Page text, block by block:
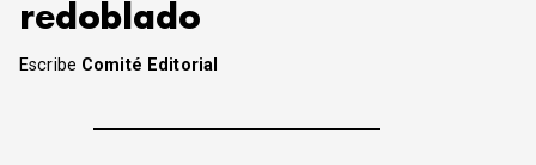
redoblado
Escribe Comité Editorial